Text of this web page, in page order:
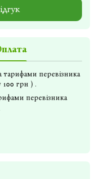
перевізника
100 грн ) .
перевізника